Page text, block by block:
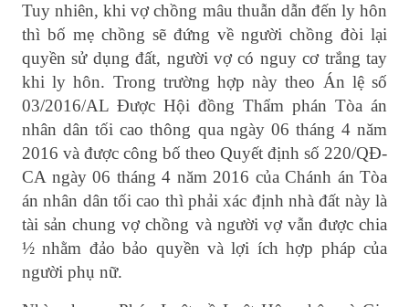
Tuy nhiên, khi vợ chồng mâu thuẫn dẫn đến ly hôn
thì bố mẹ chồng sẽ đứng về người chồng đòi lại
quyền sử dụng đất, người vợ có nguy cơ trắng tay
khi ly hôn. Trong trường hợp này theo Án lệ số
03/2016/AL Được Hội đồng Thẩm phán Tòa án
nhân dân tối cao thông qua ngày 06 tháng 4 năm
2016 và được công bố theo Quyết định số 220/QĐ-
CA ngày 06 tháng 4 năm 2016 của Chánh án Tòa
án nhân dân tối cao thì phải xác định nhà đất này là
tài sản chung vợ chồng và người vợ vẫn được chia
½ nhằm đảo bảo quyền và lợi ích hợp pháp của
người phụ nữ.